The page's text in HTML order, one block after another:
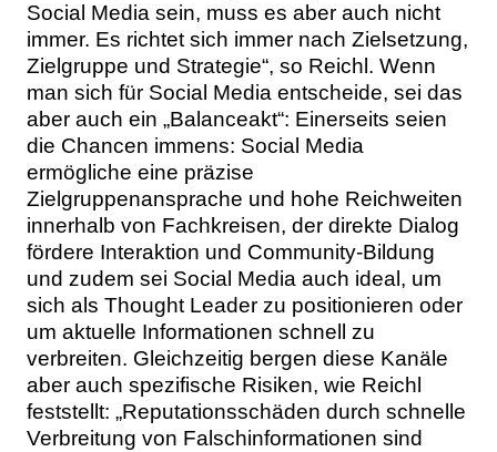
Social Media sein, muss es aber auch nicht
immer. Es richtet sich immer nach Zielsetzung,
Zielgruppe und Strategie“, so Reichl. Wenn
man sich für Social Media entscheide, sei das
aber auch ein „Balanceakt“: Einerseits seien
die Chancen immens: Social Media
ermögliche eine präzise
Zielgruppenansprache und hohe Reichweiten
innerhalb von Fachkreisen, der direkte Dialog
fördere Interaktion und Community-Bildung
und zudem sei Social Media auch ideal, um
sich als Thought Leader zu positionieren oder
um aktuelle Informationen schnell zu
verbreiten. Gleichzeitig bergen diese Kanäle
aber auch spezifische Risiken, wie Reichl
feststellt: „Reputationsschäden durch schnelle
Verbreitung von Falschinformationen sind